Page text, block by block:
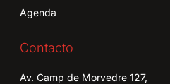
Agenda
Contacto
Av. Camp de Morvedre 127,